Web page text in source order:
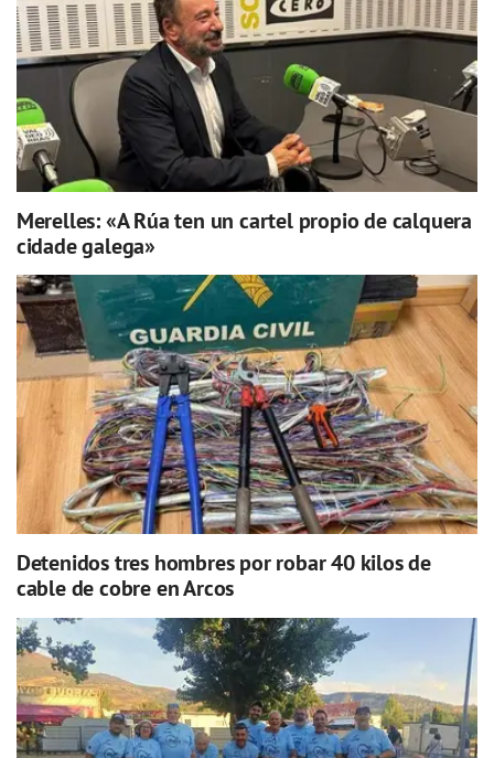
Merelles: «A Rúa ten un cartel propio de calquera
cidade galega»
Detenidos tres hombres por robar 40 kilos de
cable de cobre en Arcos